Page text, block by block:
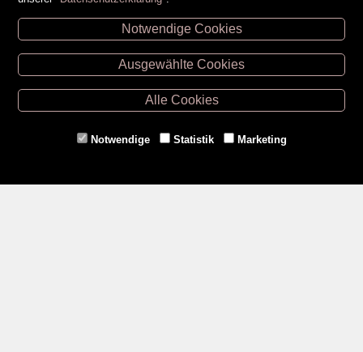
Unsere Öffnungszeiten
Retz -02942/20433
Hollabrunn -02952/30057
Eggenburg -02984/3836
Gmünd -
Notwendige Cookies
Ausgewählte Cookies
Alle Cookies
Notwendige Statistik Marketing